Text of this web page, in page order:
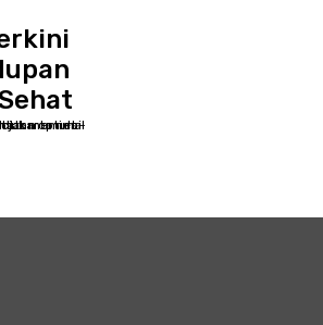
holistik